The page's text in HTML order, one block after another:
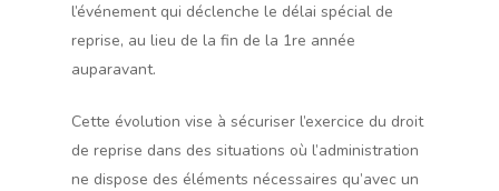
l’événement qui déclenche le délai spécial de
reprise, au lieu de la fin de la 1re année
auparavant.
Cette évolution vise à sécuriser l’exercice du droit
de reprise dans des situations où l’administration
ne dispose des éléments nécessaires qu’avec un